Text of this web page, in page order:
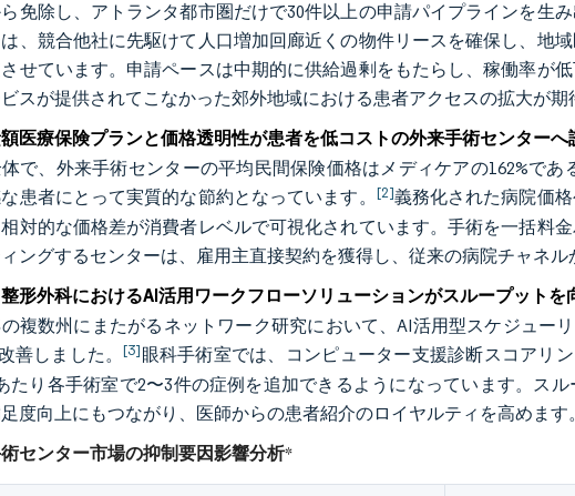
免除し、アトランタ都市圏だけで30件以上の申請パイプラインを生
、競合他社に先駆けて人口増加回廊近くの物件リースを確保し、地
せています。申請ペースは中期的に供給過剰をもたらし、稼働率が
スが提供されてこなかった郊外地域における患者アクセスの拡大が期
医療保険プランと価格透明性が患者を低コストの外来手術センターへ
で、外来手術センターの平均民間保険価格はメディケアの162%であ
患者にとって実質的な節約となっています。 [2]義務化された病院価
対的な価格差が消費者レベルで可視化されています。手術を一括料
ングするセンターは、雇用主直接契約を獲得し、従来の病院チャネル
形外科におけるAI活用ワークフローソリューションがスループットを
の複数州にまたがるネットワーク研究において、AI活用型スケジュー
善しました。[3]眼科手術室では、コンピューター支援診断スコアリ
たり各手術室で2〜3件の症例を追加できるようになっています。ス
度向上にもつながり、医師からの患者紹介のロイヤルティを高めます。
センター市場の抑制要因影響分析*